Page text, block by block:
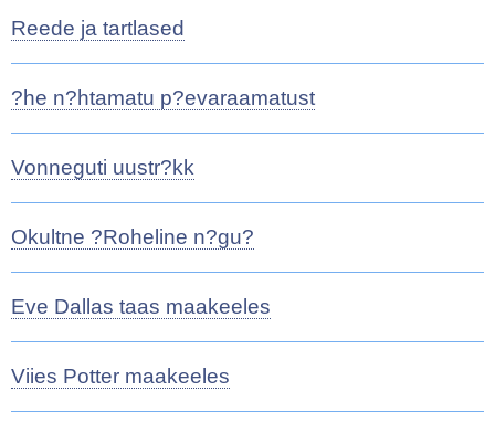
Reede ja tartlased
?he n?htamatu p?evaraamatust
Vonneguti uustr?kk
Okultne ?Roheline n?gu?
Eve Dallas taas maakeeles
Viies Potter maakeeles